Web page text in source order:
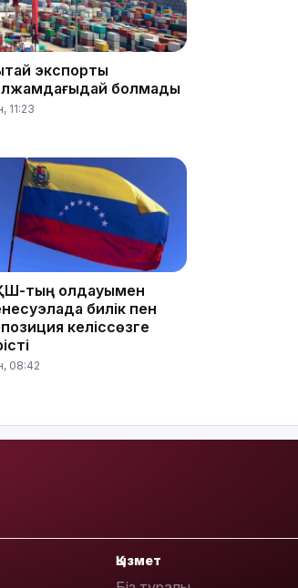
экспорты
болмады
11:23
тың қолдауымен
билік пен
келіссөзге
08:42
Қызмет